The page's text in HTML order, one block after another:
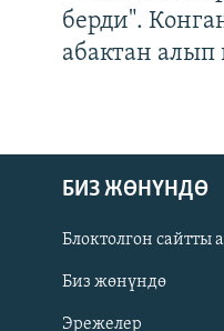
Русский
берди".
абактан алып
БИЗ ЖӨНҮНДӨ
Блоктолгон сайтты
Биз жөнүндө
Эрежелер